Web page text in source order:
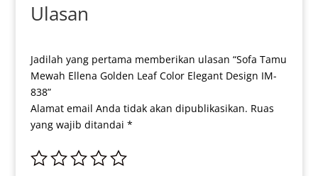
Ulasan
Jadilah yang pertama memberikan ulasan “Sofa Tamu
Mewah Ellena Golden Leaf Color Elegant Design IM-
838”
Alamat email Anda tidak akan dipublikasikan. Ruas
yang wajib ditandai *